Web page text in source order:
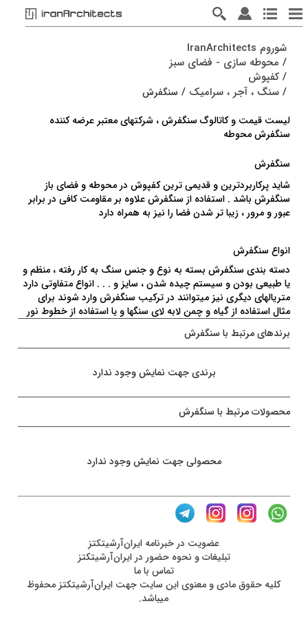
شوروم IranArchitects
/ محوطه سازی - فضای سبز
/ کفپوش
/ سنگ ، آجر ، سرامیک / سنگفرش
لیست قیمت و کاتالوگ سنگفرش ، شرکتهای معتبر عرضه کننده
سنگفرش محوطه
سنگفرش
شاید پرکاربردترین و قدیمی ترین کفپوش در محوطه و فضای باز
سنگفرش باشد . استفاده از سنگفرش علاوه بر مقاومت کافی در برابر
عبور و مرور ، زیبا تر شدن فضا را نیز به همراه دارد
انواع سنگفرش
دسته بندی سنگفرش بسته به نوع و جنس سنگ به کار رفته ، منظم و
یا طبیعی بودن و سیستم چیده شدن ، سایز و . . . انواع متفاوتی دارد
متریالهای دیگری نیز میتوانند در ترکیب سنگفرش وارد شوند برای
مثال استفاده از گیاه و چمن لابه لای سنگها و یا استفاده از خطوط نور
برندهای مرتبط با سنگفرش
برندی جهت نمایش وجود ندارد
محصولات مرتبط با سنگفرش
محصولی جهت نمایش وجود ندارد
عضويت در خبرنامه ایران‌آرشیتکتز
تبلیغات و نحوه حضور در ایران‌آرشیتکتز
تماس با ما
کليه حقوق مادی و معنوی اين سايت جهت ایران‌آرشیتکتز محفوظ
ميباشد.